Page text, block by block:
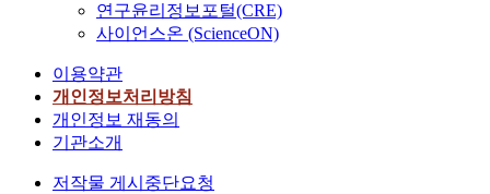
연구윤리정보포털(CRE)
사이언스온 (ScienceON)
이용약관
개인정보처리방침
개인정보 재동의
기관소개
저작물 게시중단요청